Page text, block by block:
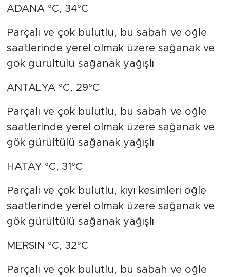
ADANA °C, 34°C
Parçalı ve çok bulutlu, bu sabah ve öğle
saatlerinde yerel olmak üzere sağanak ve
gök gürültülü sağanak yağışlı
ANTALYA °C, 29°C
Parçalı ve çok bulutlu, bu sabah ve öğle
saatlerinde yerel olmak üzere sağanak ve
gök gürültülü sağanak yağışlı
HATAY °C, 31°C
Parçalı ve çok bulutlu, kıyı kesimleri öğle
saatlerinde yerel olmak üzere sağanak ve
gök gürültülü sağanak yağışlı
MERSİN °C, 32°C
Parçalı ve çok bulutlu, bu sabah ve öğle